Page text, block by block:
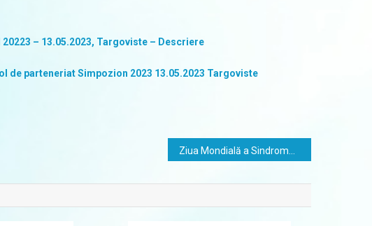
20223 – 13.05.2023, Targoviste – Descriere
de parteneriat Simpozion 2023 13.05.2023 Targoviste